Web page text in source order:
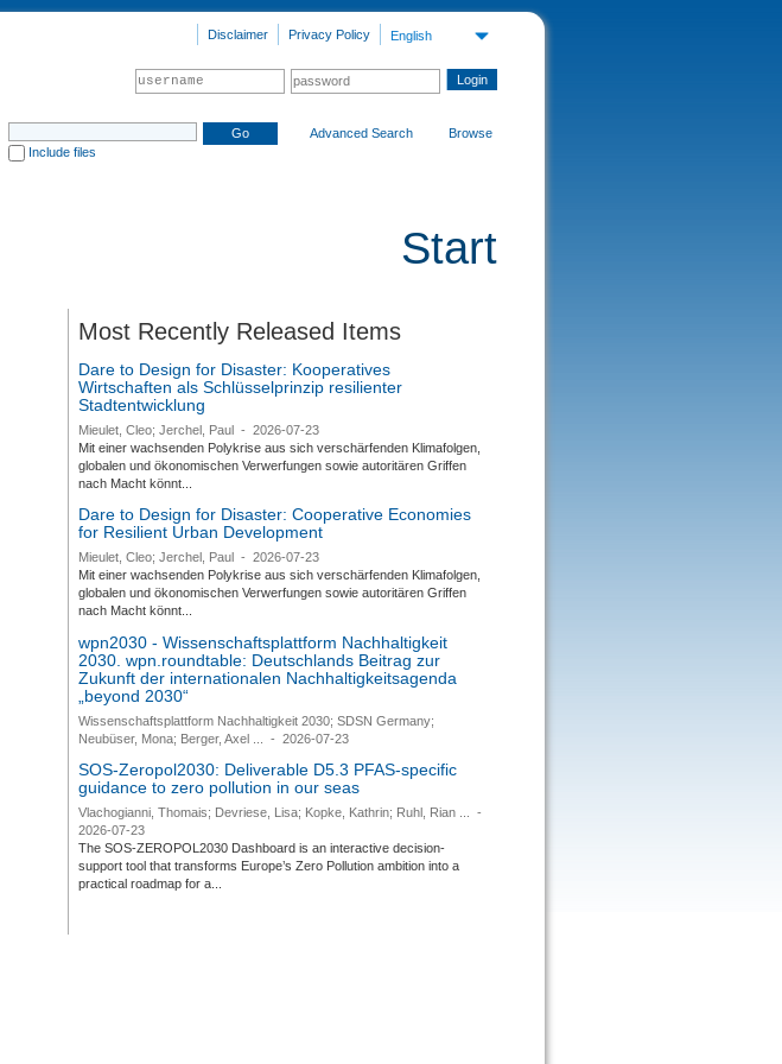
English
Privacy Policy
Disclaimer
Include files
Advanced Search Browse
Start
Most Recently Released Items
Dare to Design for Disaster: Kooperatives
Wirtschaften als Schlüsselprinzip resilienter
Stadtentwicklung
Mieulet, Cleo; Jerchel, Paul -
2026-07-23
Mit einer wachsenden Polykrise aus sich verschärfenden Klimafolgen,
globalen und ökonomischen Verwerfungen sowie autoritären Griffen
nach Macht könnt...
Dare to Design for Disaster: Cooperative Economies
for Resilient Urban Development
Mieulet, Cleo; Jerchel, Paul -
2026-07-23
Mit einer wachsenden Polykrise aus sich verschärfenden Klimafolgen,
globalen und ökonomischen Verwerfungen sowie autoritären Griffen
nach Macht könnt...
wpn2030 - Wissenschaftsplattform Nachhaltigkeit
2030. wpn.roundtable: Deutschlands Beitrag zur
Zukunft der internationalen Nachhaltigkeitsagenda
„beyond 2030“
Wissenschaftsplattform Nachhaltigkeit 2030; SDSN Germany;
Neubüser, Mona; Berger, Axel ...
- 2026-07-23
SOS-Zeropol2030: Deliverable D5.3 PFAS-specific
guidance to zero pollution in our seas
Vlachogianni, Thomais; Devriese, Lisa; Kopke, Kathrin; Ruhl, Rian ...
-
2026-07-23
The SOS-ZEROPOL2030 Dashboard is an interactive decision-
support tool that transforms Europe’s Zero Pollution ambition into a
practical roadmap for a...